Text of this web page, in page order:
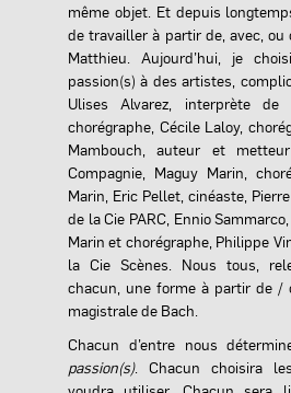
même objet. Et depuis
de travailler à partir de, avec,
Matthieu. Aujourd’hui, je
passion(s) à des artistes,
Ulises Alvarez, interprète
chorégraphe, Cécile Laloy,
Mambouch, auteur et
Compagnie, Maguy Marin,
Marin, Eric Pellet, cinéaste,
de la Cie PARC, Ennio
Marin et chorégraphe, Philippe
la Cie Scènes. Nous tous,
chacun, une forme à partir de /
magistrale de Bach.
Chacun d’entre nous
passion(s). Chacun choisira